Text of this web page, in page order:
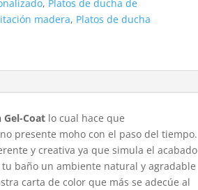
, Platos de ducha de
madera, Platos de ducha
Coat lo cual hace que
presente moho con el paso del tiempo.
y creativa ya que simula el acabado
baño un ambiente natural y agradable
carta de color que más se adecúe al